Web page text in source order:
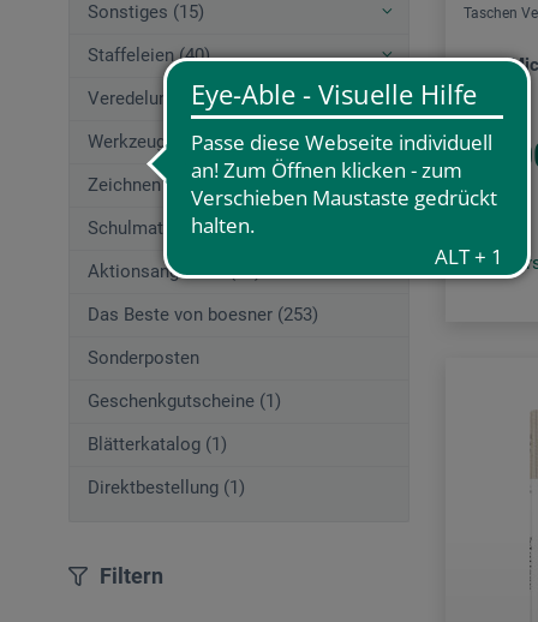
Sonstiges (15)
Staffeleien (40)
Veredelungstechniken (83)
Werkzeuge (167)
Zeichnen (580)
Schulmaterial (195)
Aktionsangebote (29)
Das Beste von boesner (253)
Sonderposten
Geschenkgutscheine (1)
Blätterkatalog (1)
Direktbestellung (1)
Filtern
Taschen
Jean-
zzgl.